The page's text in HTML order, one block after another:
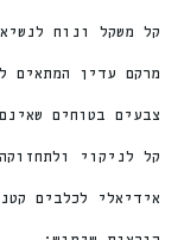
קל משקל ונוח
מרקם עדין המתאים
צבעים בטוחים
קל לניקוי ולתחזוקה
אידיאלי לכלבים